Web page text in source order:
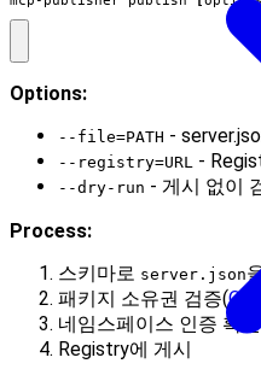
Options:
--file=PATH -
--registry=URL -
--dry-run - 게시 없이
Process:
스키마로 server.json
패키지 소유권 검증(
네임스페이스 인증 확인
Registry에 게시